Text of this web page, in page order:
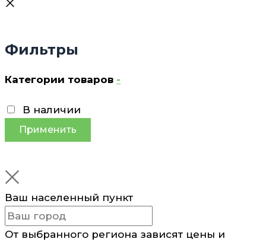
Фильтры
Категории товаров -
В наличии
Применить
Ваш населенный пункт
От выбранного региона зависят цены и